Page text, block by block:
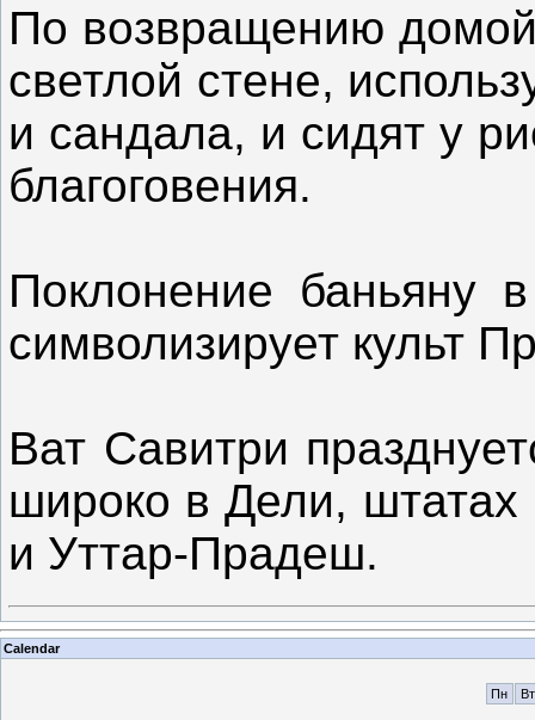
По возвращению
светлой стене,
и сандала, и сидят у
благоговения.
Поклонение баньяну
символизирует культ
Ват Савитри
широко в Дели,
и Уттар-Прадеш.
Calendar
Пн Вт